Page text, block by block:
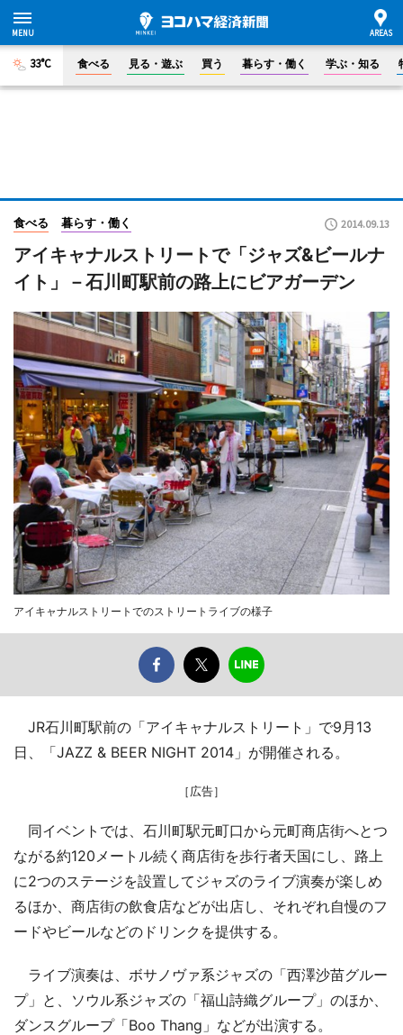
33°C 食べる 見る・遊ぶ 買う 暮らす・働く 学ぶ・知る
食べる 暮らす・働く 2014.09.13
アイキャナルストリートで「ジャズ&ビールナ
イト」－石川町駅前の路上にビアガーデン
アイキャナルストリートでのストリートライブの様子
JR石川町駅前の「アイキャナルストリート」で9月13
日、「JAZZ & BEER NIGHT 2014」が開催される。
［広告］
同イベントでは、石川町駅元町口から元町商店街へとつ
ながる約120メートル続く商店街を歩行者天国にし、路上
に2つのステージを設置してジャズのライブ演奏が楽しめ
るほか、商店街の飲食店などが出店し、それぞれ自慢のフ
ードやビールなどのドリンクを提供する。
ライブ演奏は、ボサノヴァ系ジャズの「西澤沙苗グルー
プ」と、ソウル系ジャズの「福山詩織グループ」のほか、
ダンスグループ「Boo Thang」などが出演する。